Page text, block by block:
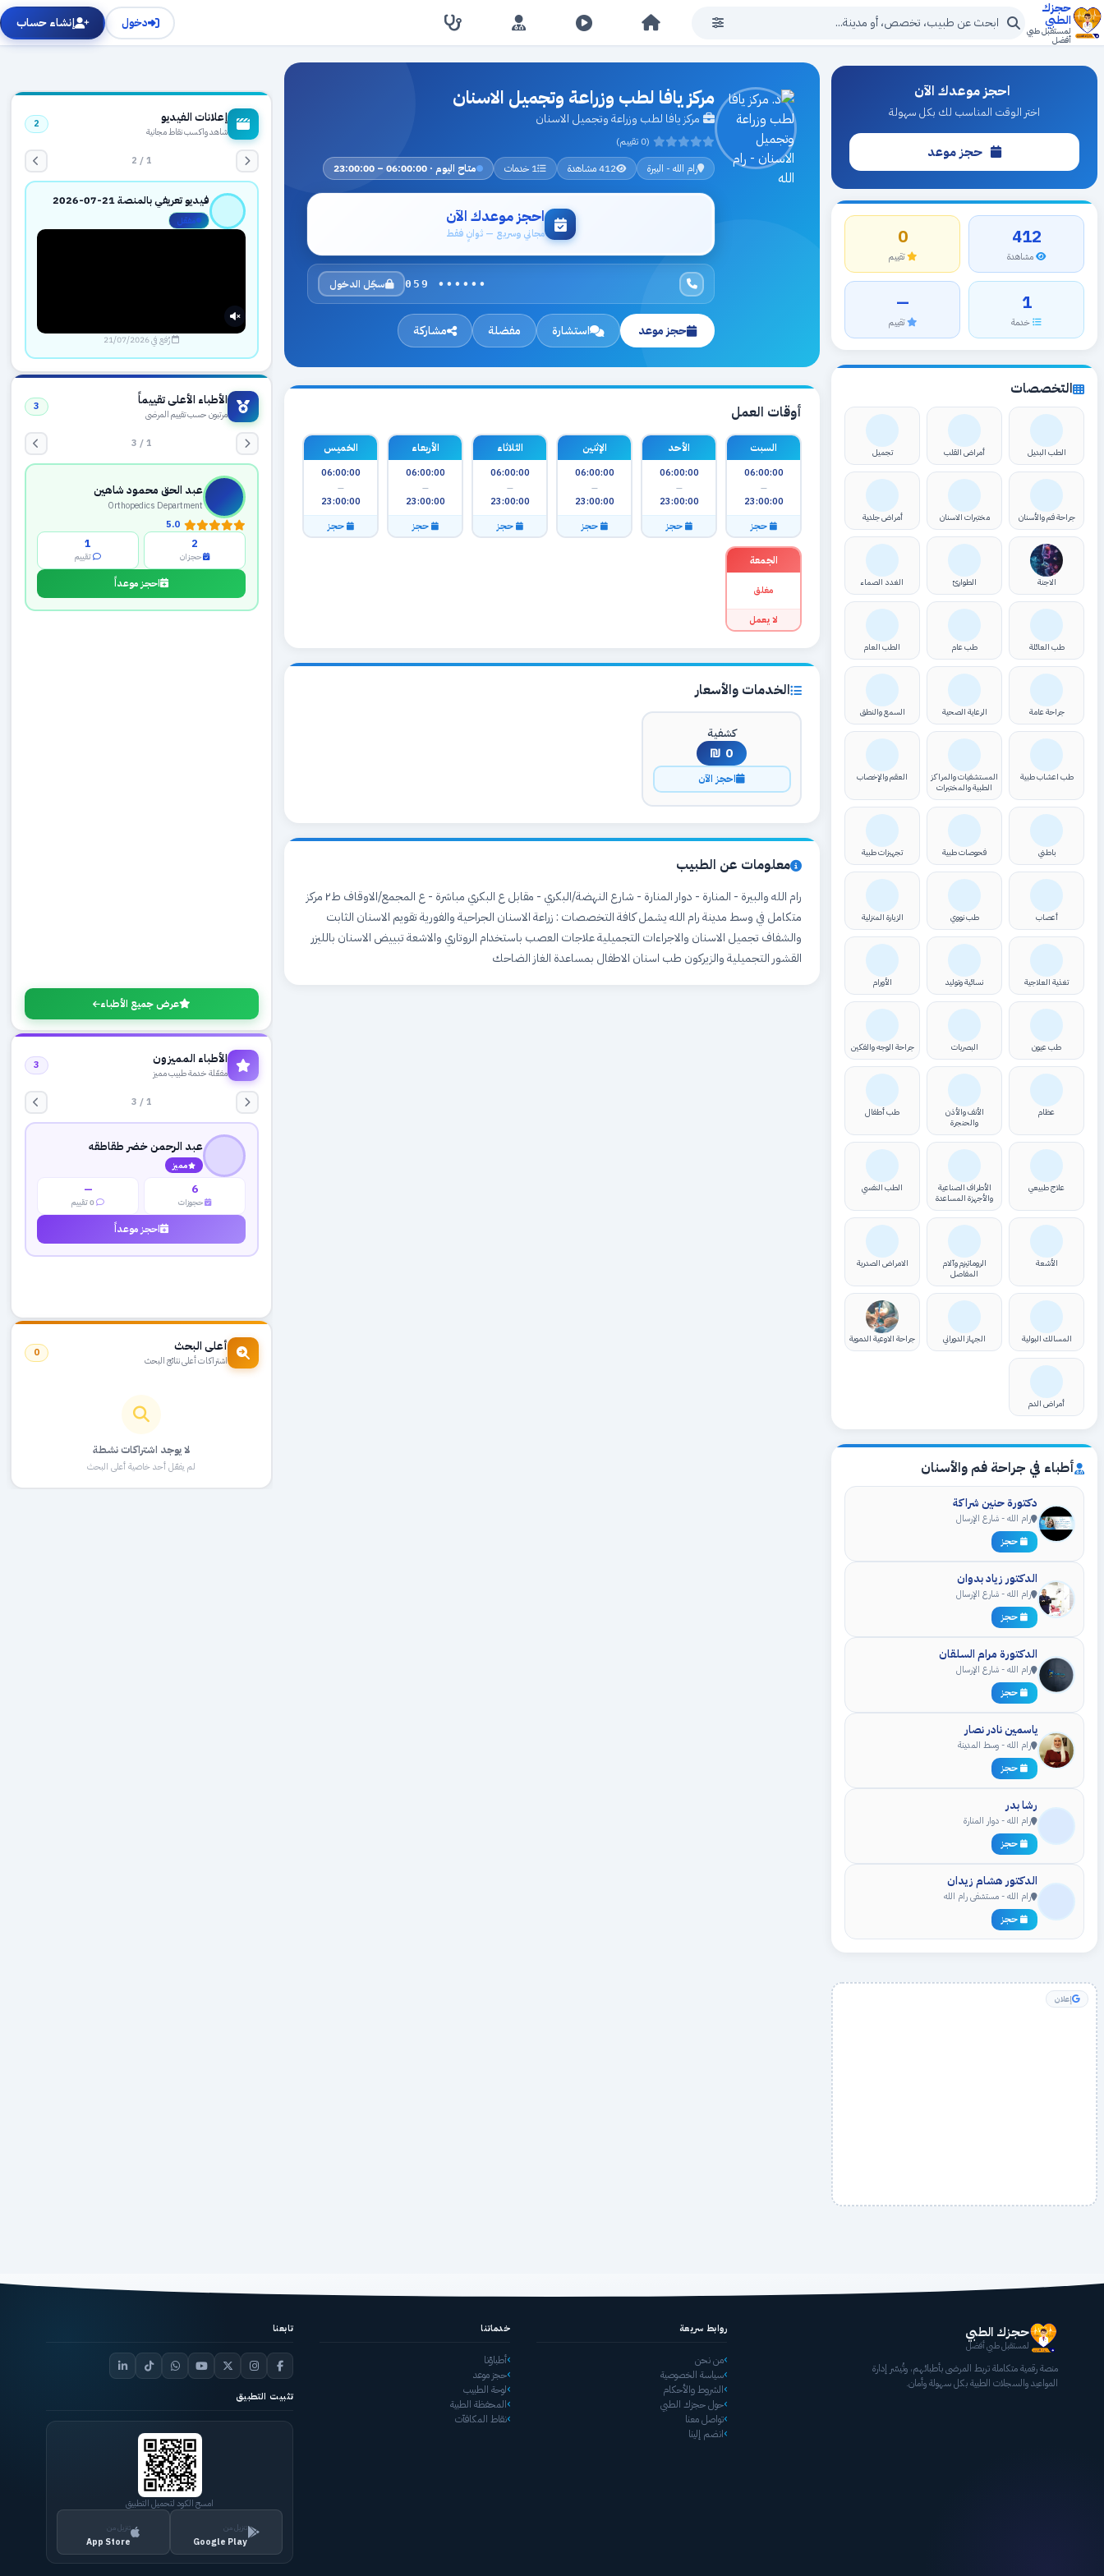
حجزك
الطبي
لمستقبل طبي
أفضل
دخول إنشاء حساب
احجز موعدك الآن
اختر الوقت المناسب لك بكل سهولة
حجز موعد
412
مشاهدة
0
تقييم
1
خدمة
—
تقييم
التخصصات
الطب البديل أمراض القلب تجميل
جراحة فم والأسنان مختبرات الاسنان أمراض جلدية
الاجنة الطوارئ الغدد الصماء
طب العائلة طب عام الطب العام
جراحة عامة الرعاية الصحية السمع والنطق
طب اعشاب طبية
المستشفيات والمراكز
الطبية والمختبرات
العقم والإخصاب
باطني فحوصات طبية تجهيزات طبية
أعصاب طب نووي الزيارة المنزلية
تغذية العلاجية نسائية وتوليد الأورام
طب عيون البصريات جراحة الوجه والفكين
عظام
الأنف والأذن
والحنجرة
طب أطفال
علاج طبيعي
الأطراف الصناعية
والأجهزة المساعدة
الطب النفسي
الأشعة
الروماتيزم وآلام
المفاصل
الامراض الصدرية
المسالك البولية الجهاز الدوراني جراحة الاوعية الدموية
أمراض الدم
أطباء في جراحة فم والأسنان
دكتورة حنين شراكة
رام الله - شارع الإرسال
حجز
الدكتور زياد بدوان
رام الله - شارع الإرسال
حجز
الدكتورة مرام السلقان
رام الله - شارع الإرسال
حجز
ياسمين نادر نصار
رام الله - وسط المدينة
حجز
رشا بدر
رام الله - دوار المنارة
حجز
الدكتور هشام زيدان
رام الله - مستشفى رام الله
حجز
إعلان
مركز يافا لطب وزراعة وتجميل الاسنان
مركز يافا لطب وزراعة وتجميل الاسنان
(0 تقييم)
رام الله - البيرة
412 مشاهدة 1 خدمات متاح اليوم · 06:00:00 – 23:00:00
احجز موعدك الآن
مجاني وسريع — ثوانٍ فقط
059 •••••• سجّل الدخول
حجز موعد استشارة مفضلة مشاركة
أوقات العمل
السبت
06:00:00
—
23:00:00
حجز
الأحد
06:00:00
—
23:00:00
حجز
الإثنين
06:00:00
—
23:00:00
حجز
الثلاثاء
06:00:00
—
23:00:00
حجز
الأربعاء
06:00:00
—
23:00:00
حجز
الخميس
06:00:00
—
23:00:00
حجز
الجمعة
مغلق
لا يعمل
الخدمات والأسعار
كشفية
0 ₪
احجز الآن
معلومات عن الطبيب
رام الله والبيرة - المنارة - دوار المنارة - شارع النهضة/البكري - مقابل ع البكري مباشرة - ع المجمع/الاوقاف ط٢ مركز
متكامل في وسط مدينة رام الله يشمل كافة التخصصات : زراعة الاسنان الجراحية والفورية تقويم الاسنان الثابت
والشفاف تجميل الاسنان والاجراءات التجميلية علاجات العصب باستخدام الروتاري والاشعة تبييض الاسنان بالليزر
القشور التجميلية والزيركون طب اسنان الاطفال بمساعدة الغاز الضاحك
إعلانات الفيديو
شاهد واكسب نقاط مجانية
2
1 / 2
فيديو تعريفي بالمنصة 21-07-2026
مفعّل
رُفع في 21/07/2026
الأطباء الأعلى تقييماً
مرتبون حسب تقييم المرضى
3
1 / 3
عبد الحق محمود شاهين
Orthopedics Department
5.0
2
حجزان
1
تقييم
احجز موعداً
عرض جميع الأطباء
الأطباء المميزون
مفعّلة خدمة طبيب مميز
3
1 / 3
عبد الرحمن خضر طقاطقه
مميز
6
حجوزات
—
احجز موعداً
أعلى البحث
اشتراكات أعلى نتائج البحث
0
لا يوجد اشتراكات نشطة
لم يفعّل أحد خاصية أعلى البحث
حجزك الطبي
لمستقبل طبي أفضل
منصة رقمية متكاملة تربط المرضى بأطبائهم، وتُيسّر إدارة
المواعيد والسجلات الطبية بكل سهولة وأمان.
روابط سريعة
من نحن
سياسة الخصوصية
الشروط والأحكام
حول حجزك الطبي
تواصل معنا
انضم إلينا
خدماتنا
أطباؤنا
حجز موعد
لوحة الطبيب
المحفظة الطبية
نقاط المكافآت
تابعنا
تثبيت التطبيق
امسح الكود لتحميل التطبيق
تنزيل من
Google Play
تنزيل من
App Store